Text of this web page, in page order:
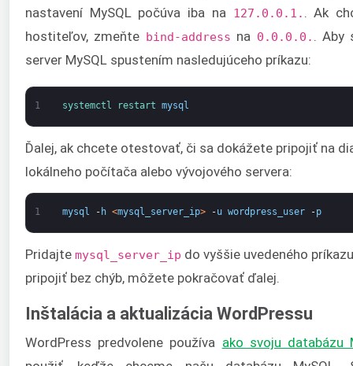
nastavení MySQL počúva iba na 127.0.0.1. . Ak
hostiteľov, zmeňte bind-address na 0.0.0.0. . Aby
server MySQL spustením nasledujúceho príkazu:
1 systemctl restart mysql
Ďalej, ak chcete otestovať, či sa dokážete pripojiť na
lokálneho počítača alebo vývojového servera:
1 mysql - h <mysql_server_ip> -u wordpress_user -p
Pridajte mysql_server_ip do vyššie uvedeného
pripojiť bez chýb, môžete pokračovať ďalej.
Inštalácia a aktualizácia WordPressu
WordPress predvolene používa ako svoju databázu